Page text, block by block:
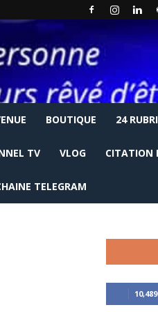
BOUTIQUE 24
TV VLOG CITATION
TELEGRAM
10,489